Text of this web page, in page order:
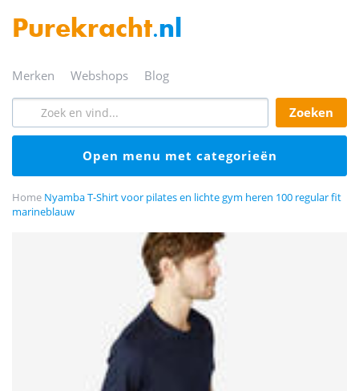
Purekracht.nl
merken webshops blog
zoeken
open menu met categorieën
Home Nyamba T-Shirt voor pilates en lichte gym heren 100 regular fit
marineblauw